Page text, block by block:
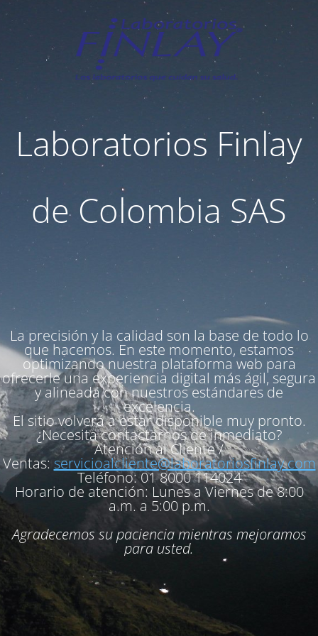
Laboratorios Finlay
de Colombia SAS
La precisión y la calidad son la base de todo lo
que hacemos. En este momento, estamos
optimizando nuestra plataforma web para
ofrecerle una experiencia digital más ágil, segura
y alineada con nuestros estándares de
excelencia.
El sitio volverá a estar disponible muy pronto.
¿Necesita contactarnos de inmediato?
Atención al Cliente /
Ventas: servicioalcliente@laboratoriosfinlay.com
Teléfono:01 8000 114024
Horario de atención: Lunes a Viernes de 8:00
a.m. a 5:00 p.m.
Agradecemos su paciencia mientras mejoramos
para usted.